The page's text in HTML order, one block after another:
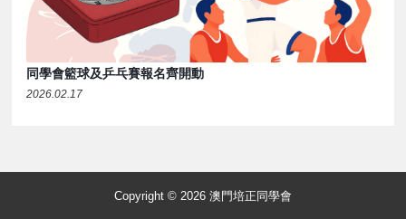
同學會籃球及乒乓賽報名齊開動
2026.02.17
Copyright © 2026 澳門培正同學會